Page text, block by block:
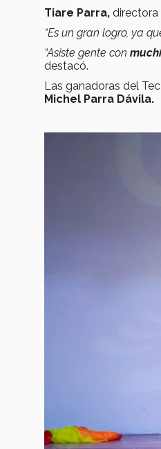
Tiare Parra, directora
“Es un gran logro, ya
“Asiste gente con
destacó.
Las ganadoras del
Michel Parra Dávila.